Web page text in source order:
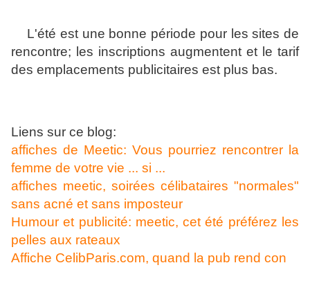
L'été est une bonne période pour les sites de
rencontre; les inscriptions augmentent et le tarif
des emplacements publicitaires est plus bas.
Liens sur ce blog:
affiches de Meetic: Vous pourriez rencontrer la
femme de votre vie ... si ...
affiches meetic, soirées célibataires "normales"
sans acné et sans imposteur
Humour et publicité: meetic, cet été préférez les
pelles aux rateaux
Affiche CelibParis.com, quand la pub rend con